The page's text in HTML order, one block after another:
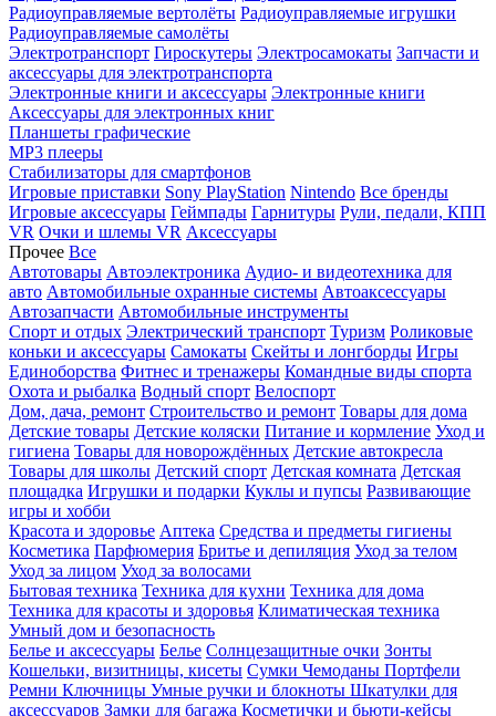
Радиоуправляемые вертолёты Радиоуправляемые игрушки
Радиоуправляемые самолёты
Электротранспорт Гироскутеры Электросамокаты Запчасти и
аксессуары для электротранспорта
Электронные книги и аксессуары Электронные книги
Аксессуары для электронных книг
Планшеты графические
MP3 плееры
Стабилизаторы для смартфонов
Игровые приставки Sony PlayStation Nintendo Все бренды
Игровые аксессуары Геймпады Гарнитуры Рули, педали, КПП
VR Очки и шлемы VR Аксессуары
Прочее Все
Автотовары Автоэлектроника Аудио- и видеотехника для
авто Автомобильные охранные системы Автоаксессуары
Автозапчасти Автомобильные инструменты
Спорт и отдых Электрический транспорт Туризм Роликовые
коньки и аксессуары Самокаты Скейты и лонгборды Игры
Единоборства Фитнес и тренажеры Командные виды спорта
Охота и рыбалка Водный спорт Велоспорт
Дом, дача, ремонт Строительство и ремонт Товары для дома
Детские товары Детские коляски Питание и кормление Уход и
гигиена Товары для новорождённых Детские автокресла
Товары для школы Детский спорт Детская комната Детская
площадка Игрушки и подарки Куклы и пупсы Развивающие
игры и хобби
Красота и здоровье Аптека Средства и предметы гигиены
Косметика Парфюмерия Бритье и депиляция Уход за телом
Уход за лицом Уход за волосами
Бытовая техника Техника для кухни Техника для дома
Техника для красоты и здоровья Климатическая техника
Умный дом и безопасность
Белье и аксессуары Белье Солнцезащитные очки Зонты
Кошельки, визитницы, кисеты Сумки Чемоданы Портфели
Ремни Ключницы Умные ручки и блокноты Шкатулки для
аксессуаров Замки для багажа Косметички и бьюти-кейсы